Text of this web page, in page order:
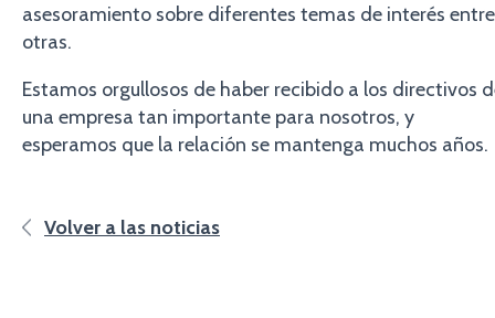
asesoramiento sobre diferentes temas de interés entre
otras.
Estamos orgullosos de haber recibido a los directivos
una empresa tan importante para nosotros, y
esperamos que la relación se mantenga muchos años.
Volver a las noticias